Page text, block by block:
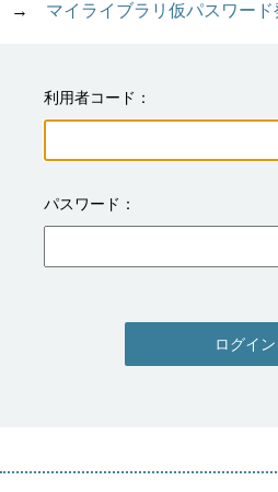
→ マイライブラリ仮パスワー
利用者コード
パスワード
ログイン